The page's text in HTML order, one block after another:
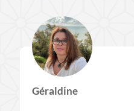
Géraldine